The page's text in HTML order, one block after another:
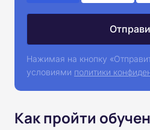
Нажимая на кнопку
условиями политики
Как пройти